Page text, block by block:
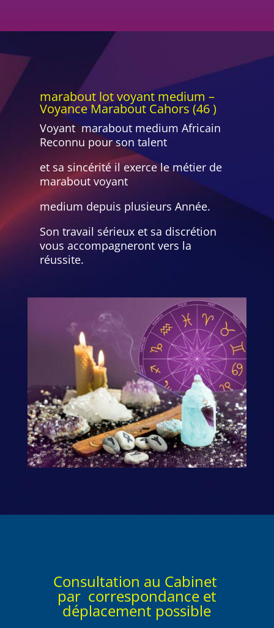
marabout lot voyant medium –
Voyance Marabout Cahors (46 )
Voyant marabout medium Africain
Reconnu pour son talent
et sa sincérité il exerce le métier de
marabout voyant
medium depuis plusieurs Année.
Son travail sérieux et sa discrétion
vous accompagneront vers la
réussite.
Consultation au Cabinet
par correspondance et
déplacement possible